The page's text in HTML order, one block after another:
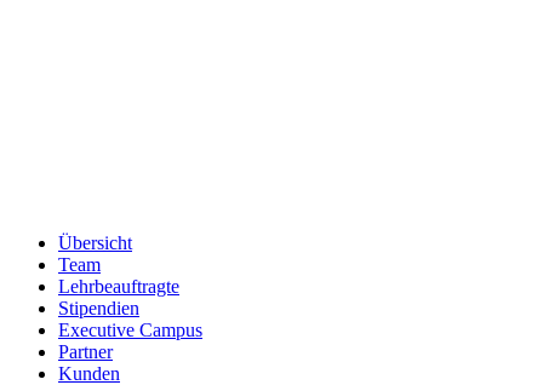
Übersicht
Team
Lehrbeauftragte
Stipendien
Executive Campus
Partner
Kunden